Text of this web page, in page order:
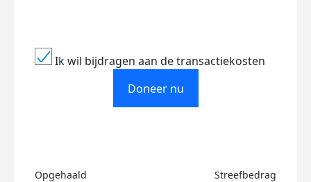
Ik wil bijdragen aan de transactiekosten
Doneer nu
Opgehaald Streefbedrag